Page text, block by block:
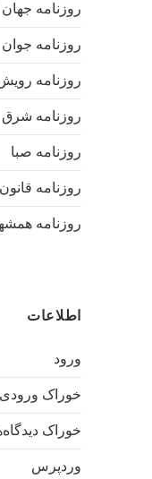
روزنامه جهان
روزنامه جوان
روزنامه
روزنامه شرق
روزنامه صبا
روزنامه قانون
روزنامه
اطلاعات
ورود
خوراک
خوراک
وردپرس